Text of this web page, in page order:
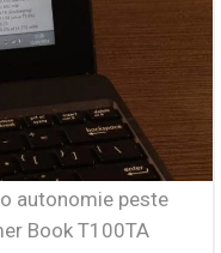
autonomie peste
Book T100TA